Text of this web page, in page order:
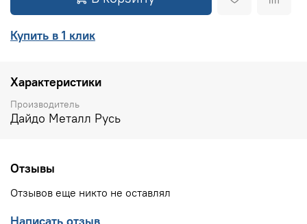
Купить в 1 клик
Характеристики
Производитель
Дайдо Металл Русь
Отзывы
Отзывов еще никто не оставлял